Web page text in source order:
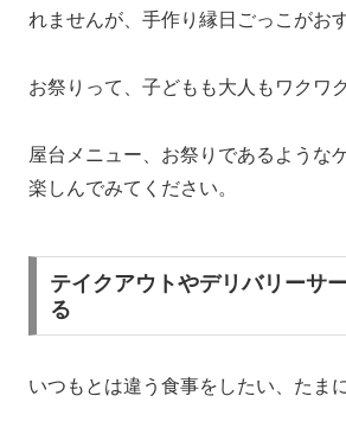
れませんが、手作り縁日ごっこ がお
お祭りって、子どもも大人もワクワ
屋台メニュー、お祭りであるような
楽しんでみてください。
テイクアウトやデリバリーサ
る
いつもとは違う食事をしたい、たま